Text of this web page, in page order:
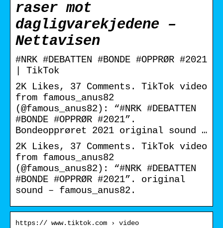
raser mot
dagligvarekjedene –
Nettavisen
#NRK #DEBATTEN #BONDE #OPPRØR #2021
| TikTok
2K Likes, 37 Comments. TikTok video
from famous_anus82
(@famous_anus82): “#NRK #DEBATTEN
#BONDE #OPPRØR #2021”.
Bondeopprøret 2021 original sound …
2K Likes, 37 Comments. TikTok video
from famous_anus82
(@famous_anus82): “#NRK #DEBATTEN
#BONDE #OPPRØR #2021”. original
sound – famous_anus82.
https:// www.tiktok.com › video